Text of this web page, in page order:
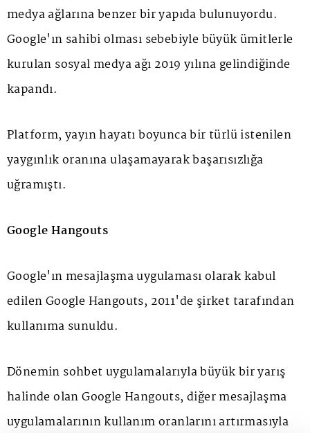
medya ağlarına benzer bir yapıda bulunuyordu.
Google'ın sahibi olması sebebiyle büyük ümitlerle
kurulan sosyal medya ağı 2019 yılına gelindiğinde
kapandı.
Platform, yayın hayatı boyunca bir türlü istenilen
yaygınlık oranına ulaşamayarak başarısızlığa
uğramıştı.
Google Hangouts
Google'ın mesajlaşma uygulaması olarak kabul
edilen Google Hangouts, 2011'de şirket tarafından
kullanıma sunuldu.
Dönemin sohbet uygulamalarıyla büyük bir yarış
halinde olan Google Hangouts, diğer mesajlaşma
uygulamalarının kullanım oranlarını artırmasıyla